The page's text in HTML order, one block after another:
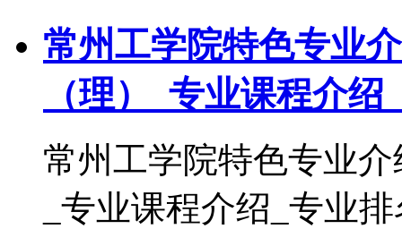
常州工学院特色专业
（理）_专业课程介
常州工学院特色专业
_专业课程介绍_专业